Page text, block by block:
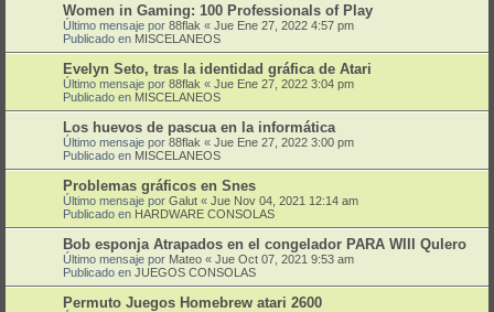
Women in Gaming: 100 Professionals of Play
Último mensaje por 88flak « Jue Ene 27, 2022 4:57 pm
Publicado en MISCELANEOS
Evelyn Seto, tras la identidad gráfica de Atari
Último mensaje por 88flak « Jue Ene 27, 2022 3:04 pm
Publicado en MISCELANEOS
Los huevos de pascua en la informática
Último mensaje por 88flak « Jue Ene 27, 2022 3:00 pm
Publicado en MISCELANEOS
Problemas gráficos en Snes
Último mensaje por Galut « Jue Nov 04, 2021 12:14 am
Publicado en HARDWARE CONSOLAS
Bob esponja Atrapados en el congelador PARA WIII QuIero
Último mensaje por Mateo « Jue Oct 07, 2021 9:53 am
Publicado en JUEGOS CONSOLAS
Permuto Juegos Homebrew atari 2600